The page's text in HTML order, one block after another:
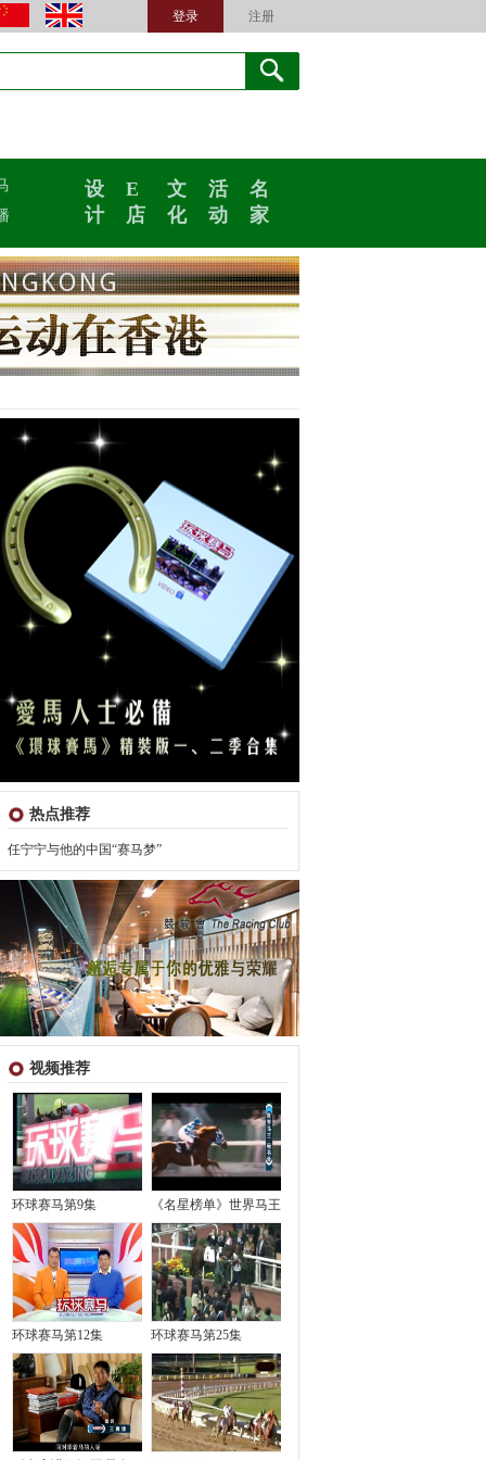
注册
登录
设
计
E
店
文
化
活
动
名
家
热点推荐
任宁宁与他的中国“赛马梦”
视频推荐
环球赛马第9集 《名星榜单》世界马王
环球赛马第12集 环球赛马第25集